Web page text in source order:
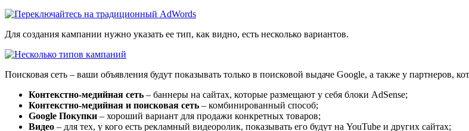
Для создания кампании нужно указать ее тип, как видно, есть несколько вариантов.
Поисковая сеть – ваши объявления будут показывать только в поисковой выдаче Google, а также у партнеров,
Контекстно-медийная сеть – баннеры на сайтах, которые размещают у себя блоки AdSense;
Контекстно-медийная и поисковая сеть – комбинированный способ;
Google Покупки – хороший вариант для продажи конкретных товаров;
Видео – для тех, у кого есть рекламный видеоролик, показывать его будут на YouTube и других сайтах;